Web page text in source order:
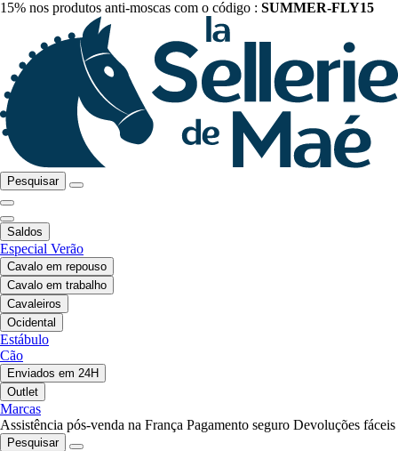
15% nos produtos anti-moscas com o código : SUMMER-FLY15
Pesquisar
Saldos
Especial Verão
Cavalo em repouso
Cavalo em trabalho
Cavaleiros
Ocidental
Estábulo
Cão
Enviados em 24H
Outlet
Marcas
Assistência pós-venda na França Pagamento seguro Devoluções fáceis
Pesquisar